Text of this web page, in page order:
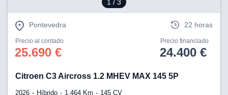
1 / 3
Pontevedra 22 horas
Precio al contado
25.690 €
Precio financiado
24.400 €
Citroen C3 Aircross 1.2 MHEV MAX 145 5P
2026 Híbrido 1.464 Km 145 CV